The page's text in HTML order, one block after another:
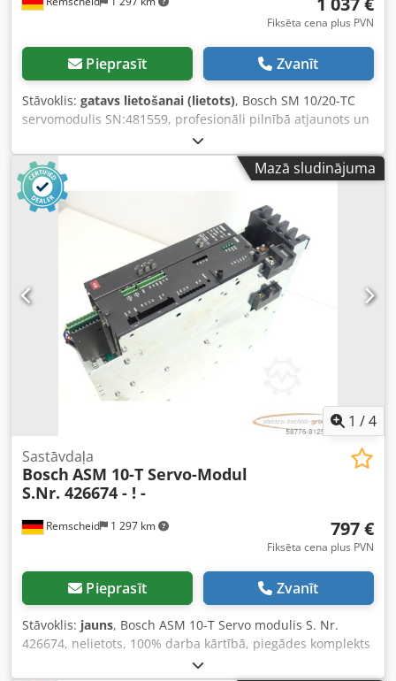
Fiksēta cena plus PVN
Pieprasīt Zvanīt
Stāvoklis: gatavs lietošanai (lietots), Bosch SM 10/20-TC
servomodulis SN:481559, profesionāli pilnībā atjaunots un
pārbaudīts ar 12 mēnešu garantiju, 100% darba kārtībā,
piegādes apjoms kā attēlos. Uz šo preci līgumā noteiktās
atlaides neattiecas. Cena, lūdzu, jautājiet atsevišķi! Csdpfx
Ajx Eqylsgxerf
Mazā sludinājuma
1 /4
Remscheid 1 297 km
Sastāvdaļa
Bosch ASM 10-T Servo-Modul
S.Nr. 426674 - ! -
797 €
Fiksēta cena plus PVN
Pieprasīt Zvanīt
Stāvoklis: jauns, Bosch ASM 10-T Servo modulis S. Nr.
426674, nelietots, 100% darba kārtībā, piegādes komplekts
atbilstoši fotogrāfijām Csdpfx Aji D T Tdjgxorf